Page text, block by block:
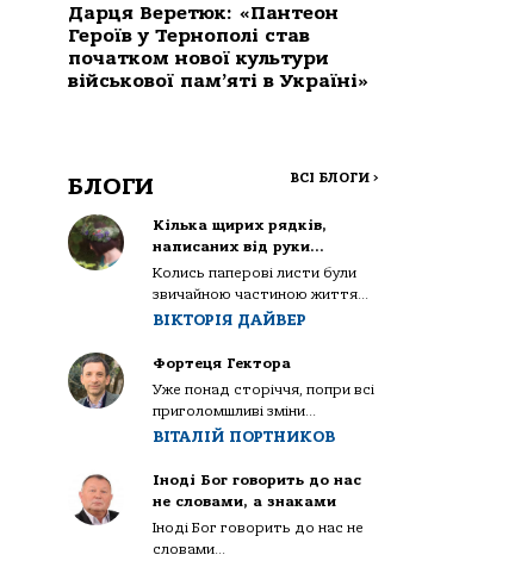
Дарця Веретюк: «Пантеон
Героїв у Тернополі став
початком нової культури
військової пам’яті в Україні»
БЛОГИ ВСІ БЛОГИ >
Кілька щирих рядків,
написаних від руки…
Колись паперові листи були
звичайною частиною життя...
ВІКТОРІЯ ДАЙВЕР
Фортеця Гектора
Уже понад сторіччя, попри всі
приголомшливі зміни...
ВІТАЛІЙ ПОРТНИКОВ
Іноді Бог говорить до нас
не словами, а знаками
Іноді Бог говорить до нас не
словами...